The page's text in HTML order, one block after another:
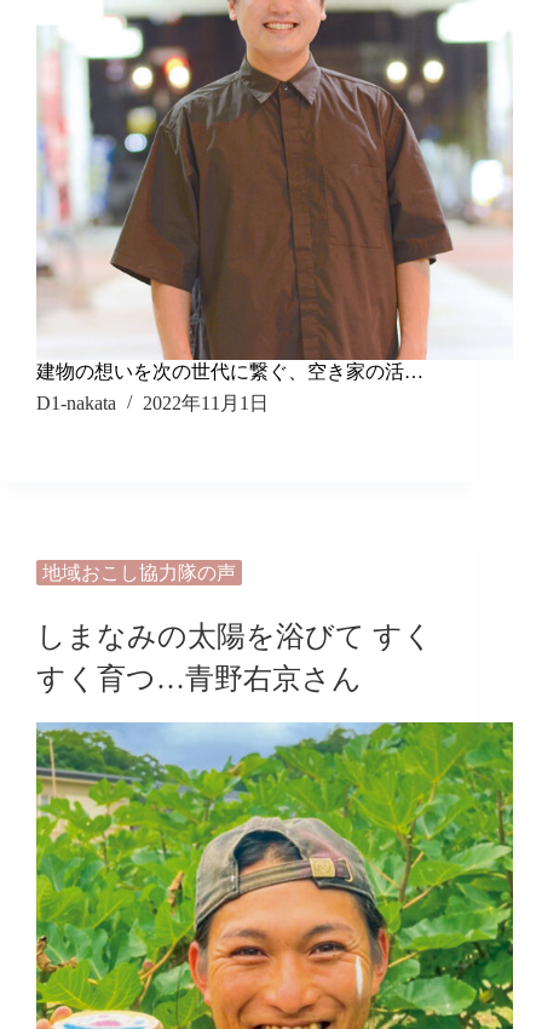
建物の想いを次の世代に繋ぐ、空き家の活…
D1-nakata
2022年11月1日
地域おこし協力隊の声
しまなみの太陽を浴びて すく
すく育つ…青野右京さん